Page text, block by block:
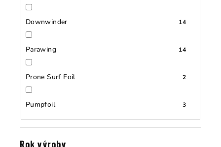
Downwinder 14
Parawing 14
Prone Surf Foil 2
Pumpfoil 3
Rok výroby